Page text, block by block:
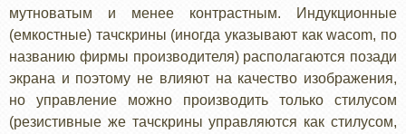
мутноватым и менее контрастным. Индукционные
(емкостные) тачскрины (иногда указывают как wacom, по
названию фирмы производителя) располагаются позади
экрана и поэтому не влияют на качество изображения,
но управление можно производить только стилусом
(резистивные же тачскрины управляются как стилусом,